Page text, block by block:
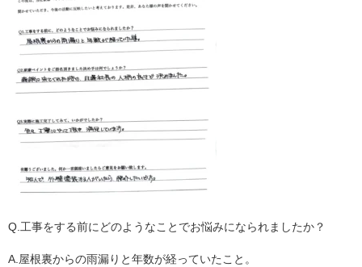
Q.工事をする前にどのようなことでお悩みになられましたか？
A.屋根裏からの雨漏りと年数が経っていたこと。